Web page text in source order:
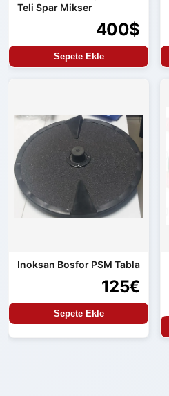
Teli Spar Mikser
400$
Sepete Ekle
Inoksan Bosfor PSM Tabla
125€
Sepete Ekle